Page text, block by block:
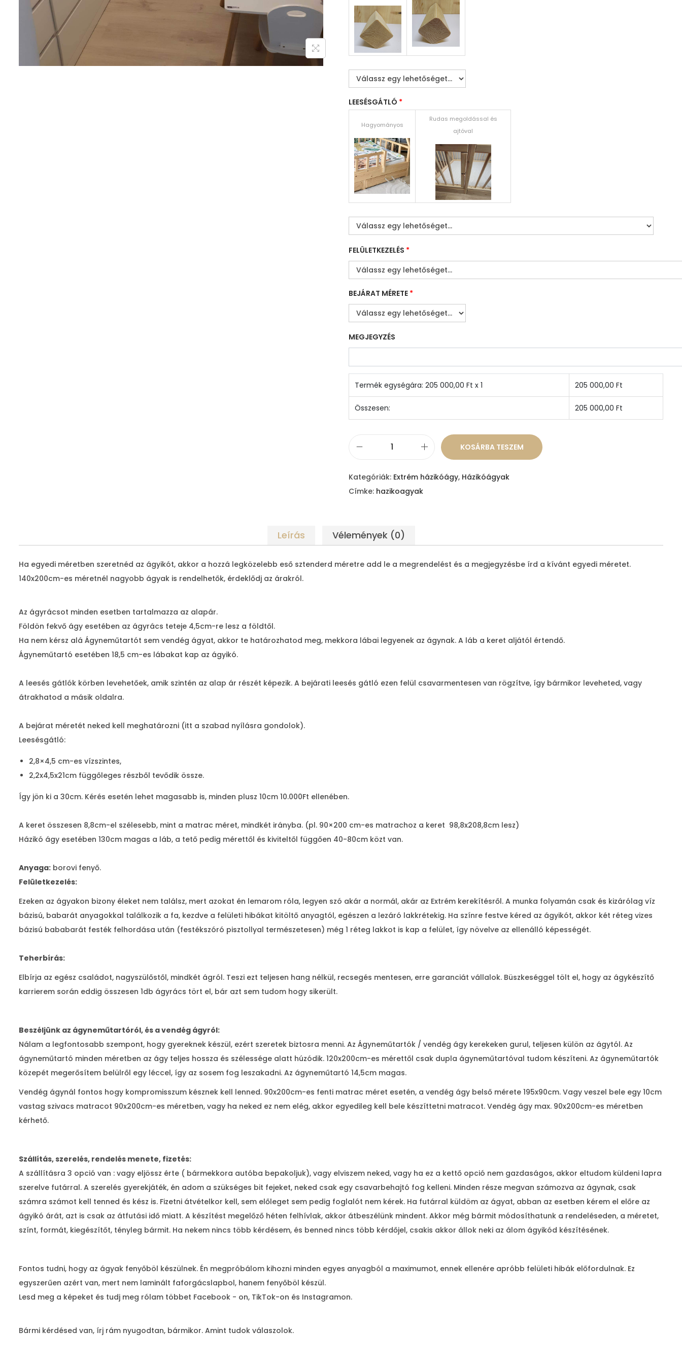
LEESÉSGÁTLÓ *
Hagyományos
Rudas megoldással és
ajtóval
FELÜLETKEZELÉS *
BEJÁRAT MÉRETE *
MEGJEGYZÉS
Termék egységára: 205 000,00 Ft x 1 205 000,00 Ft
Összesen: 205 000,00 Ft
ó
f
m
n
é
KOSÁRBA TESZEM
Kategóriák: Extrém házikóágy, Házikóágyak
Címke: hazikoagyak
Leírás Vélemények (0)
Ha egyedi méretben szeretnéd az ágyikót, akkor a hozzá legközelebb eső sztenderd méretre add le a megrendelést és a megjegyzésbe írd a kívánt egyedi méretet.
140x200cm-es méretnél nagyobb ágyak is rendelhetők, érdeklődj az árakról.
Az ágyrácsot minden esetben tartalmazza az alapár.
Földön fekvő ágy esetében az ágyrács teteje 4,5cm-re lesz a földtől.
Ha nem kérsz alá Ágyneműtartót sem vendég ágyat, akkor te határozhatod meg, mekkora lábai legyenek az ágynak. A láb a keret aljától értendő.
Ágyneműtartó esetében 18,5 cm-es lábakat kap az ágyikó.
A leesés gátlók körben levehetőek, amik szintén az alap ár részét képezik. A bejárati leesés gátló ezen felül csavarmentesen van rögzítve, így bármikor leveheted, vagy
átrakhatod a másik oldalra.
A bejárat méretét neked kell meghatározni (itt a szabad nyílásra gondolok).
Leesésgátló:
2,8×4,5 cm-es vízszintes,
2,2x4,5x21cm függőleges részből tevődik össze.
Így jön ki a 30cm. Kérés esetén lehet magasabb is, minden plusz 10cm 10.000Ft ellenében.
A keret összesen 8,8cm-el szélesebb, mint a matrac méret, mindkét irányba. (pl. 90×200 cm-es matrachoz a keret 98,8x208,8cm lesz)
Házikó ágy esetében 130cm magas a láb, a tető pedig mérettől és kiviteltől függően 40-80cm közt van.
Anyaga: borovi fenyő.
Felületkezelés:
Ezeken az ágyakon bizony éleket nem találsz, mert azokat én lemarom róla, legyen szó akár a normál, akár az Extrém kerekítésről. A munka folyamán csak és kizárólag víz
bázisú, babarát anyagokkal találkozik a fa, kezdve a felületi hibákat kitöltő anyagtól, egészen a lezáró lakkrétekig. Ha színre festve kéred az ágyikót, akkor két réteg vizes
bázisú bababarát festék felhordása után (festékszóró pisztollyal természetesen) még 1 réteg lakkot is kap a felület, így növelve az ellenálló képességét.
Teherbírás:
Elbírja az egész családot, nagyszülőstől, mindkét ágról. Teszi ezt teljesen hang nélkül, recsegés mentesen, erre garanciát vállalok. Büszkeséggel tölt el, hogy az ágykészítő
karrierem során eddig összesen 1db ágyrács tört el, bár azt sem tudom hogy sikerült.
Beszéljünk az ágyneműtartóról, és a vendég ágyról:
Nálam a legfontosabb szempont, hogy gyereknek készül, ezért szeretek biztosra menni. Az Ágyneműtartók / vendég ágy kerekeken gurul, teljesen külön az ágytól. Az
ágyneműtartó minden méretben az ágy teljes hossza és szélessége alatt húzódik. 120x200cm-es mérettől csak dupla ágyneműtartóval tudom készíteni. Az ágyneműtartók
közepét megerősítem belülről egy léccel, így az sosem fog leszakadni. Az ágyneműtartó 14,5cm magas.
Vendég ágynál fontos hogy kompromisszum késznek kell lenned. 90x200cm-es fenti matrac méret esetén, a vendég ágy belső mérete 195x90cm. Vagy veszel bele egy 10cm
vastag szivacs matracot 90x200cm-es méretben, vagy ha neked ez nem elég, akkor egyedileg kell bele készíttetni matracot. Vendég ágy max. 90x200cm-es méretben
kérhető.
Szállítás, szerelés, rendelés menete, fizetés:
A szállításra 3 opció van : vagy eljössz érte ( bármekkora autóba bepakoljuk), vagy elviszem neked, vagy ha ez a kettő opció nem gazdaságos, akkor eltudom küldeni lapra
szerelve futárral. A szerelés gyerekjáték, én adom a szükséges bit fejeket, neked csak egy csavarbehajtó fog kelleni. Minden része megvan számozva az ágynak, csak
számra számot kell tenned és kész is. Fizetni átvételkor kell, sem előleget sem pedig foglalót nem kérek. Ha futárral küldöm az ágyat, abban az esetben kérem el előre az
ágyikó árát, azt is csak az átfutási idő miatt. A készítést megelőző héten felhívlak, akkor átbeszélünk mindent. Akkor még bármit módosíthatunk a rendeléseden, a méretet,
színt, formát, kiegészítőt, tényleg bármit. Ha nekem nincs több kérdésem, és benned nincs több kérdőjel, csakis akkor állok neki az álom ágyikód készítésének.
Fontos tudni, hogy az ágyak fenyőböl készülnek. Én megpróbálom kihozni minden egyes anyagból a maximumot, ennek ellenére apróbb felületi hibák előfordulnak. Ez
egyszerűen azért van, mert nem laminált faforgácslapbol, hanem fenyőböl készül.
Lesd meg a képeket és tudj meg rólam többet Facebook - on, TikTok-on és Instagramon.
Bármi kérdésed van, írj rám nyugodtan, bármikor. Amint tudok válaszolok.